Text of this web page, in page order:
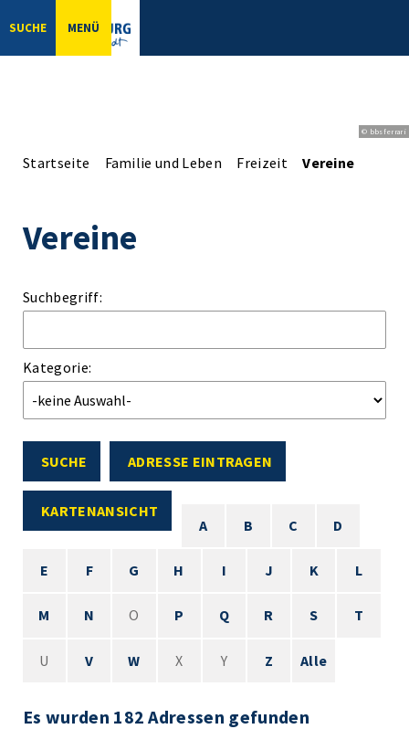
SUCHE MENÜ
© bbsferrari
Startseite Familie und Leben Freizeit Vereine
Vereine
Suchbegriff:
Kategorie:
SUCHE ADRESSE EINTRAGEN
KARTENANSICHT
A
B C D
E F G H I J K L
M N O P Q R S T
U V W X Y Z Alle
Es wurden 182 Adressen gefunden